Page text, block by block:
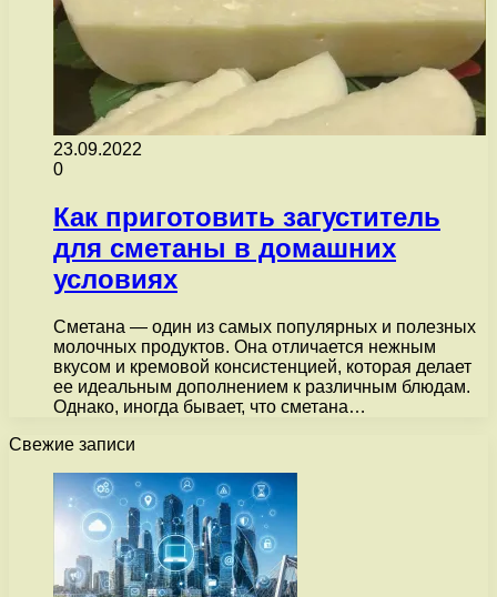
23.09.2022
0
Как приготовить загуститель
для сметаны в домашних
условиях
Сметана — один из самых популярных и полезных
молочных продуктов. Она отличается нежным
вкусом и кремовой консистенцией, которая делает
ее идеальным дополнением к различным блюдам.
Однако, иногда бывает, что сметана…
Свежие записи